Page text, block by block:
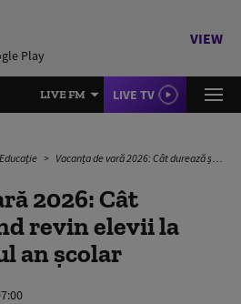
Play
VIEW
LIVE FM LIVE TV
Educație Vacanța de vară 2026: Cât durează și când revin elevii la cursuri în noul an școlar
2026: Cât
revin elevii la
an școlar